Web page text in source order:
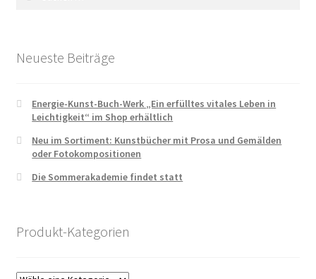
Neueste Beiträge
Energie-Kunst-Buch-Werk „Ein erfülltes vitales Leben in
Leichtigkeit“ im Shop erhältlich
Neu im Sortiment: Kunstbücher mit Prosa und Gemälden
oder Fotokompositionen
Die Sommerakademie findet statt
Produkt-Kategorien